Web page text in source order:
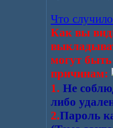
Что
Как вы
могут
причинам:
1. Не
либо
2.Пароль